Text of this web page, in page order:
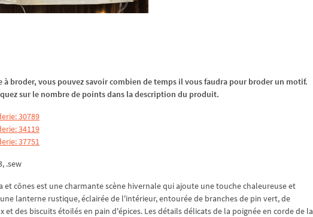
à broder, vous pouvez savoir combien de temps il vous faudra pour broder un motif.
sur le nombre de points dans la description du produit.
30789
34119
37751
.sew
et cônes est une charmante scène hivernale qui ajoute une touche chaleureuse et
lanterne rustique, éclairée de l'intérieur, entourée de branches de pin vert, de
des biscuits étoilés en pain d'épices. Les détails délicats de la poignée en corde de la